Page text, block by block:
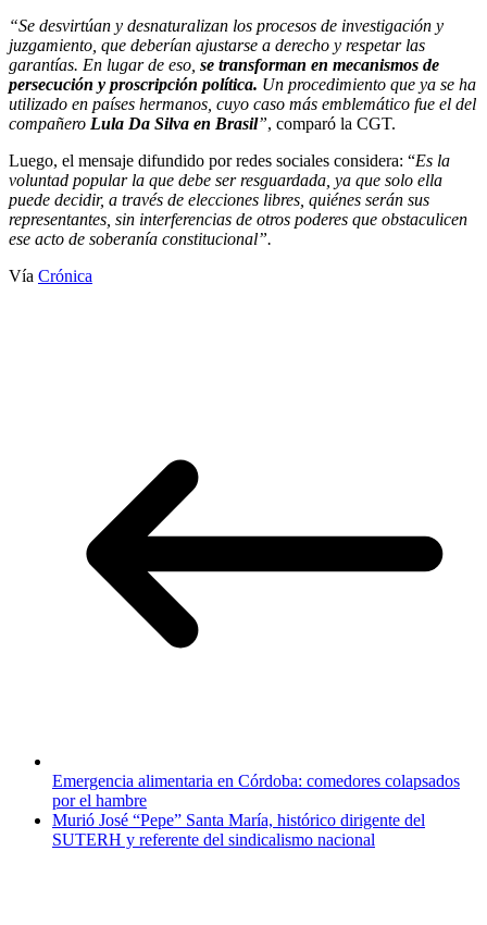
“Se desvirtúan y desnaturalizan los procesos de investigación y
juzgamiento, que deberían ajustarse a derecho y respetar las
garantías. En lugar de eso, se transforman en mecanismos de
persecución y proscripción política. Un procedimiento que ya se ha
utilizado en países hermanos, cuyo caso más emblemático fue el del
compañero Lula Da Silva en Brasil”, comparó la CGT.
Luego, el mensaje difundido por redes sociales considera: “Es la
voluntad popular la que debe ser resguardada, ya que solo ella
puede decidir, a través de elecciones libres, quiénes serán sus
representantes, sin interferencias de otros poderes que obstaculicen
ese acto de soberanía constitucional”.
Vía Crónica
Emergencia alimentaria en Córdoba: comedores colapsados
por el hambre
Murió José “Pepe” Santa María, histórico dirigente del
SUTERH y referente del sindicalismo nacional